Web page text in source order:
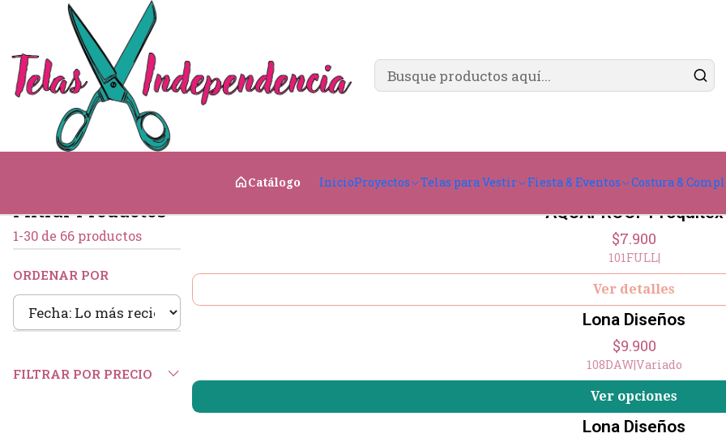
Catálogo InicioProyectos Telas para Vestir Fiesta & Eventos Costura &
Telas para el Hogar
🌿 Exterior & Terrazas
Telas resistentes e impermeables pensadas para muebles de terraza, cojines y espacios
funcionalidad y diseño.
Filtrar Productos
1-30 de 66 productos
ORDENAR POR
FILTRAR POR PRECIO
Agotado
AQUAPROOF Proquitex
$7.900
101FULL|
Ver detalles
Lona Diseños
$9.900
108DAW|Variado
Ver opciones
Lona Diseños